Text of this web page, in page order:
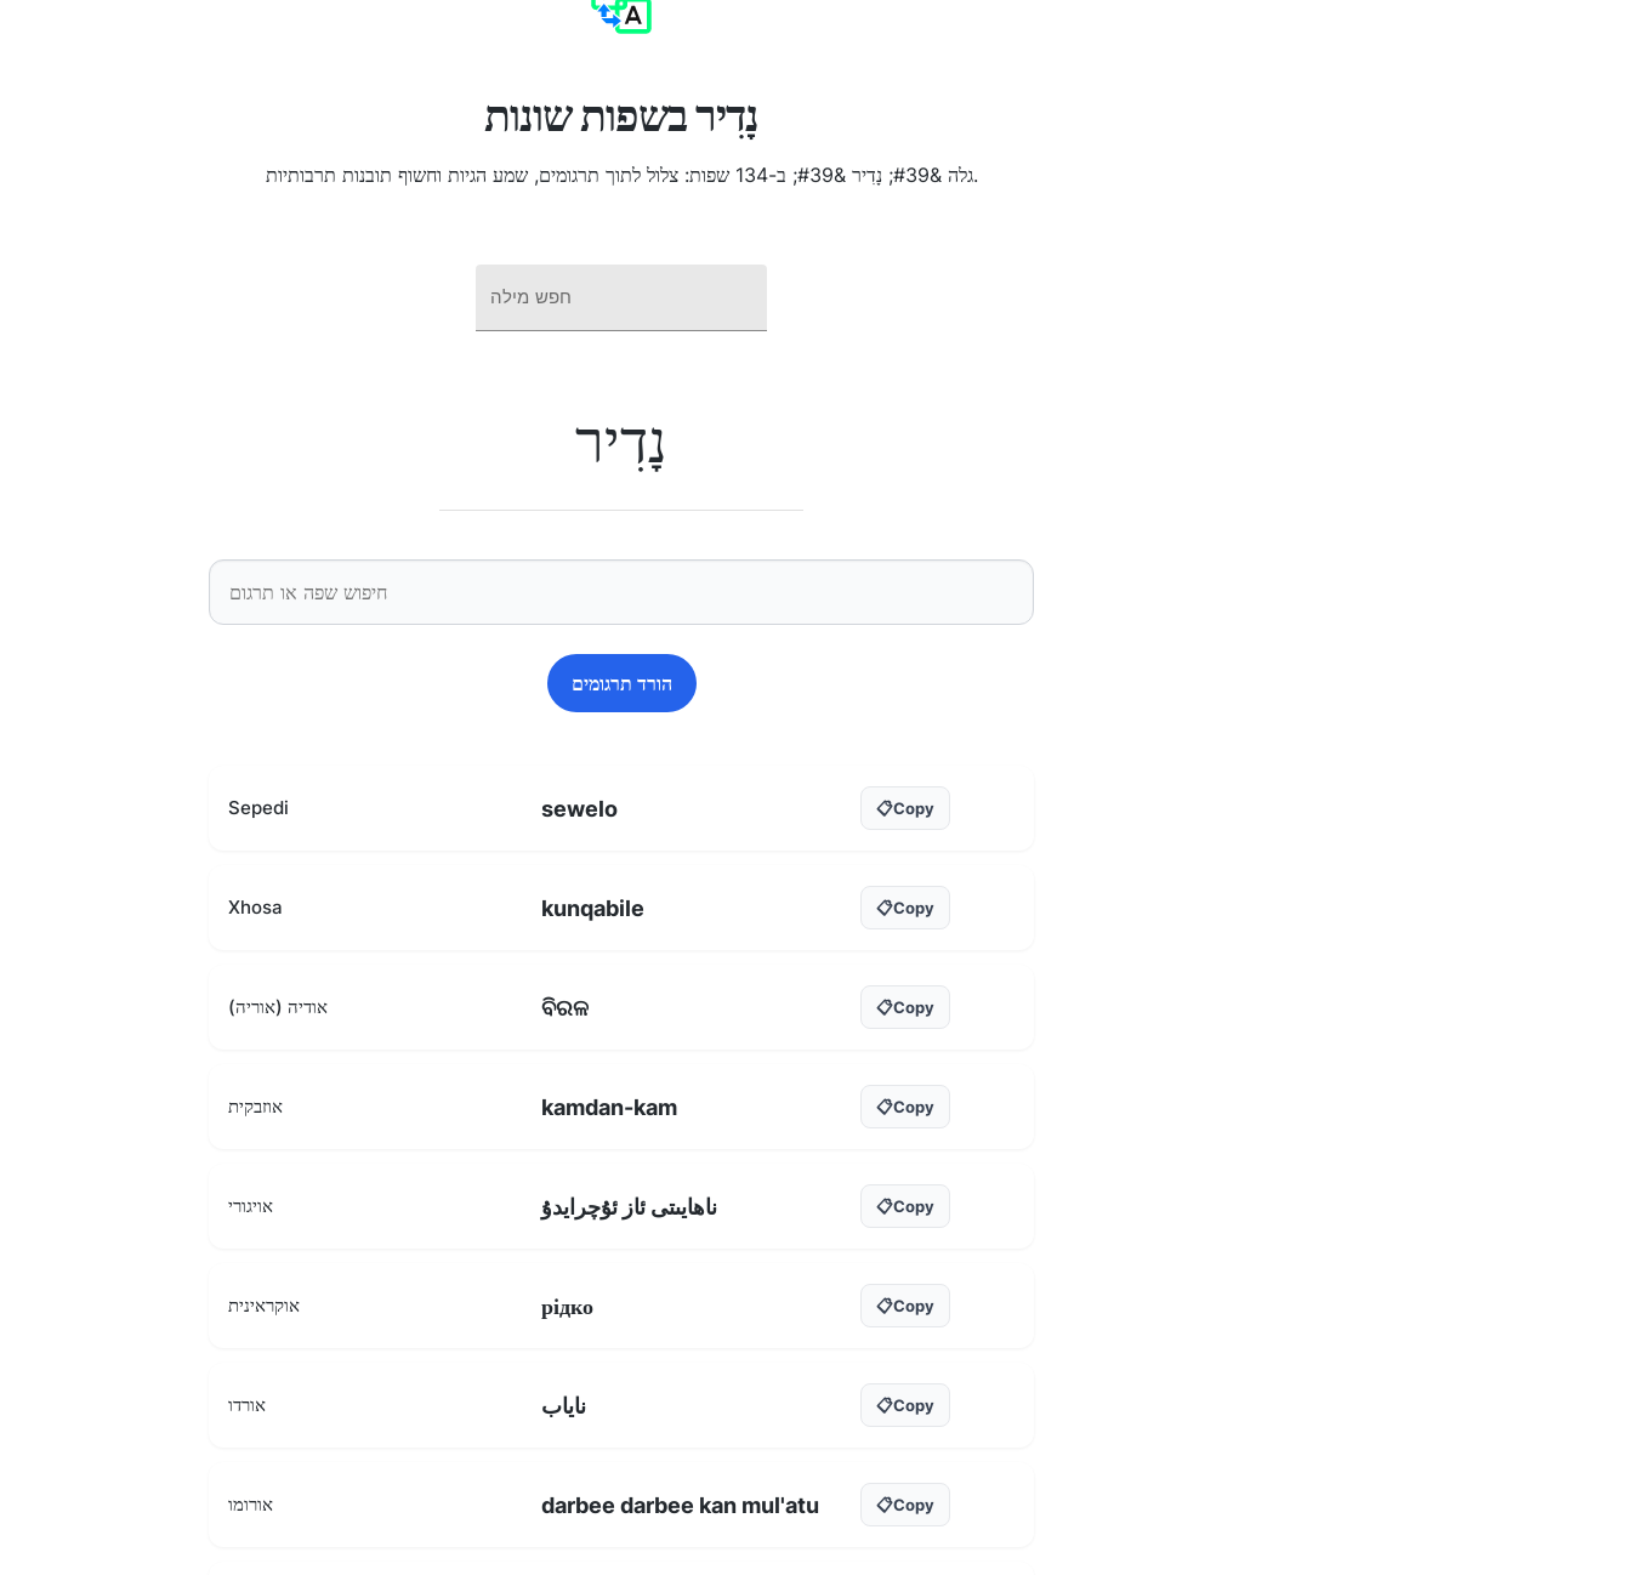
נָדִיר בשפות שונות
גלה &#39; נָדִיר &#39; ב-134 שפות: צלול לתוך תרגומים, שמע הגיות וחשוף תובנות תרבותיות.
חפש מילה
נָדִיר
הורד תרגומים
Sepedi sewelo 📋Copy
Xhosa kunqabile 📋Copy
אודיה (אוריה) ବିରଳ 📋Copy
אוזבקית kamdan-kam 📋Copy
אויגורי ناھايىتى ئاز ئۇچرايدۇ 📋Copy
אוקראינית рідко 📋Copy
אורדו نایاب 📋Copy
אורומו darbee darbee kan mul'atu 📋Copy